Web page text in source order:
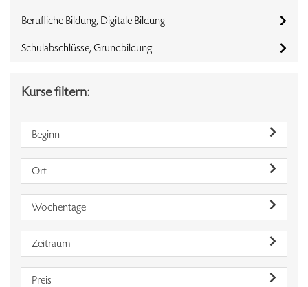
Berufliche Bildung, Digitale Bildung
Schulabschlüsse, Grundbildung
Kurse filtern:
Beginn
Ort
Wochentage
Zeitraum
Preis